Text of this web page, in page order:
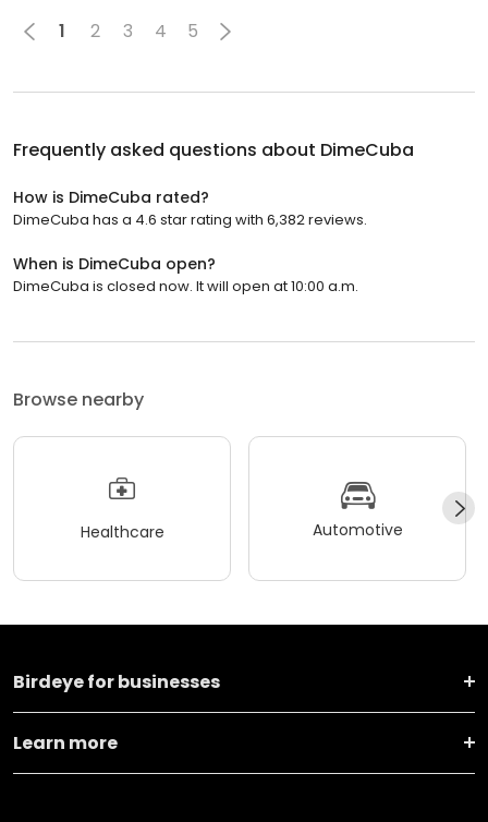
1 2 3 4 5
Frequently asked questions about DimeCuba
How is DimeCuba rated?
DimeCuba has a 4.6 star rating with 6,382 reviews.
When is DimeCuba open?
DimeCuba is closed now. It will open at 10:00 a.m.
Browse nearby
Healthcare Automotive
Birdeye for businesses
Learn more